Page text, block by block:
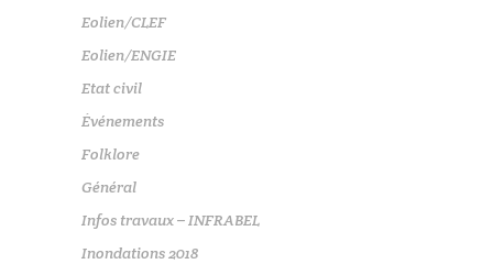
Eolien/CLEF
Eolien/ENGIE
Etat civil
Événements
Folklore
Général
Infos travaux – INFRABEL
Inondations 2018